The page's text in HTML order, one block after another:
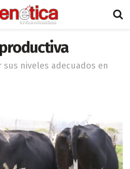
niveles adecuados en